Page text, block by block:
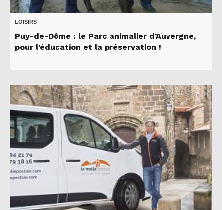
LOISIRS
Puy-de-Dôme : le Parc animalier d’Auvergne,
pour l’éducation et la préservation !